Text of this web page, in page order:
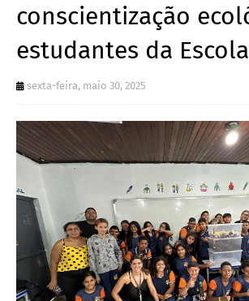
conscientização
estudantes da
sexta-feira, maio 30, 2025